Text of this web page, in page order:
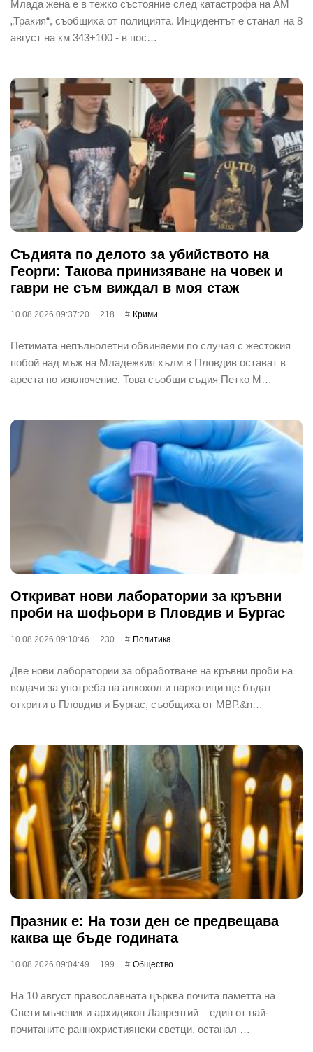
Млада жена е в тежко състояние след катастрофа на АМ
„Тракия“, съобщиха от полицията. Инцидентът е станал на 8
август на км 343+100 - в пос…
Съдията по делото за убийството на
Георги: Такова принизяване на човек и
гаври не съм виждал в моя стаж
10.08.2026 09:37:20 218 Крими
Петимата непълнолетни обвиняеми по случая с жестокия
побой над мъж на Младежкия хълм в Пловдив остават в
ареста по изключение. Това съобщи съдия Петко М…
Откриват нови лаборатории за кръвни
проби на шофьори в Пловдив и Бургас
10.08.2026 09:10:46 230 Политика
Две нови лаборатории за обработване на кръвни проби на
водачи за употреба на алкохол и наркотици ще бъдат
открити в Пловдив и Бургас, съобщиха от МВР.&n…
Празник е: На този ден се предвещава
каква ще бъде годината
10.08.2026 09:04:49 199 Общество
На 10 август православната църква почита паметта на
Свети мъченик и архидякон Лаврентий – един от най-
почитаните раннохристиянски светци, останал …